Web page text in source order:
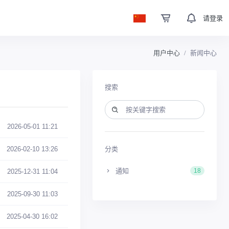
请登录
用户中心 新闻中心
2026-05-01 11:21
2026-02-10 13:26
2025-12-31 11:04
2025-09-30 11:03
2025-04-30 16:02
搜索
分类
通知 18